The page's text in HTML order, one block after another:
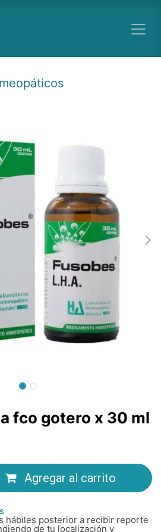
fco gotero x 30 ml
Agregar al carrito
hábiles posterior a recibir reporte
de tu localización y